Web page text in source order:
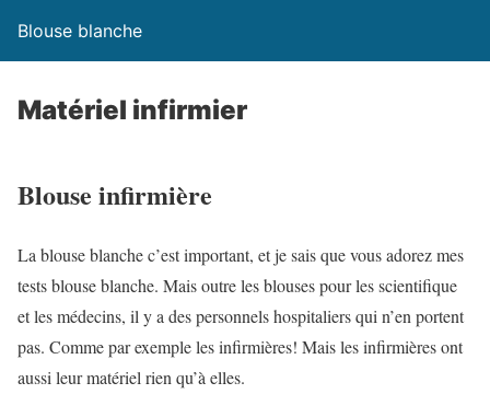
Blouse blanche
Matériel infirmier
Blouse infirmière
La blouse blanche c’est important, et je sais que vous adorez mes
tests blouse blanche. Mais outre les blouses pour les scientifique
et les médecins, il y a des personnels hospitaliers qui n’en portent
pas. Comme par exemple les infirmières! Mais les infirmières ont
aussi leur matériel rien qu’à elles.